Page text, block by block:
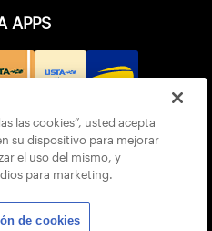
APPS
las cookies”, usted acepta
su dispositivo para mejorar
el uso del mismo, y
para marketing.
de cookies